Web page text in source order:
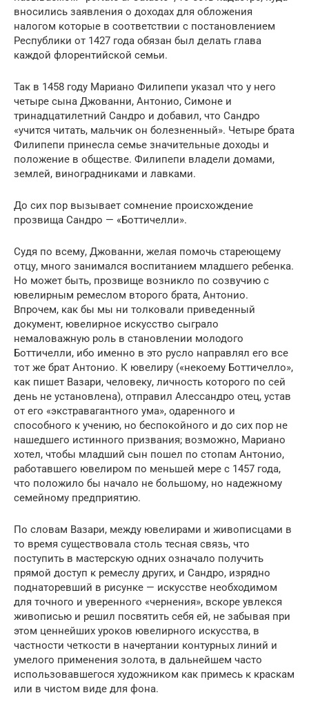
вносились заявления о доходах для обложения
налогом которые в соответствии с постановлением
Республики от 1427 года обязан был делать глава
каждой флорентийской семьи.
Так в 1458 году Мариано Филипепи указал что у него
четыре сына Джованни, Антонио, Симоне и
тринадцатилетний Сандро и добавил, что Сандро
«учится читать, мальчик он болезненный». Четыре брата
Филипепи принесла семье значительные доходы и
положение в обществе. Филипепи владели домами,
землей, виноградниками и лавками.
До сих пор вызывает сомнение происхождение
прозвища Сандро — «Боттичелли».
Судя по всему, Джованни, желая помочь стареющему
отцу, много занимался воспитанием младшего ребенка.
Но может быть, прозвище возникло по созвучию с
ювелирным ремеслом второго брата, Антонио.
Впрочем, как бы мы ни толковали приведенный
документ, ювелирное искусство сыграло
немаловажную роль в становлении молодого
Боттичелли, ибо именно в это русло направлял его все
тот же брат Антонио. К ювелиру («некоему Боттичелло»,
как пишет Вазари, человеку, личность которого по сей
день не установлена), отправил Алессандро отец, устав
от его «экстравагантного ума», одаренного и
способного к учению, но беспокойного и до сих пор не
нашедшего истинного призвания; возможно, Мариано
хотел, чтобы младший сын пошел по стопам Антонио,
работавшего ювелиром по меньшей мере с 1457 года,
что положило бы начало не большому, но надежному
семейному предприятию.
По словам Вазари, между ювелирами и живописцами в
то время существовала столь тесная связь, что
поступить в мастерскую одних означало получить
прямой доступ к ремеслу других, и Сандро, изрядно
поднаторевший в рисунке — искусстве необходимом
для точного и уверенного «чернения», вскоре увлекся
живописью и решил посвятить себя ей, не забывая при
этом ценнейших уроков ювелирного искусства, в
частности четкости в начертании контурных линий и
умелого применения золота, в дальнейшем часто
использовавшегося художником как примесь к краскам
или в чистом виде для фона.